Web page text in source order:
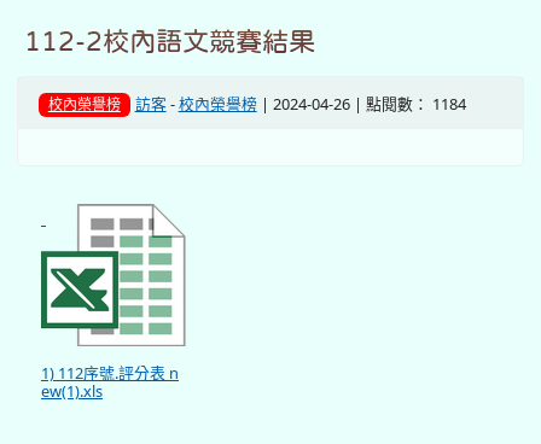
112-2校內語文競賽結果
校內榮譽榜 訪客-校內榮譽榜| 2024-04-26 | 點閱數： 1184
1) 112序號.評分表 n
ew(1).xls